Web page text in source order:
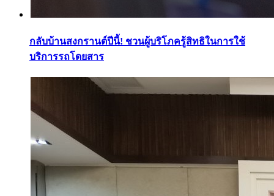
กลับบ้านสงกรานต์ปีนี้! ชวนผู้บริโภครู้สิทธิในการใช้
บริการรถโดยสาร